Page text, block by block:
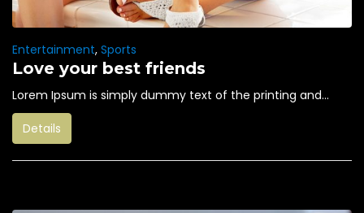
Entertainment, Sports
Love your best friends
Lorem Ipsum is simply dummy text of the printing and...
Details